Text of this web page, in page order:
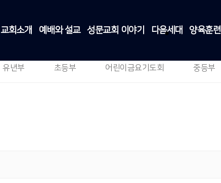
교회소개 예배와 설교 성문교회 이야기 다음세대 양육훈련
유년부 초등부 어린이금요기도회 중등부